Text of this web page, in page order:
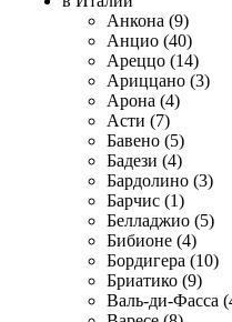
Анкона (9)
Анцио (40)
Ареццо (14)
Ариццано (3)
Арона (4)
Асти (7)
Бавено (5)
Бадези (4)
Бардолино (3)
Барчис (1)
Белладжио (5)
Бибионе (4)
Бордигера (10)
Бриатико (9)
Валь-ди-Фасса